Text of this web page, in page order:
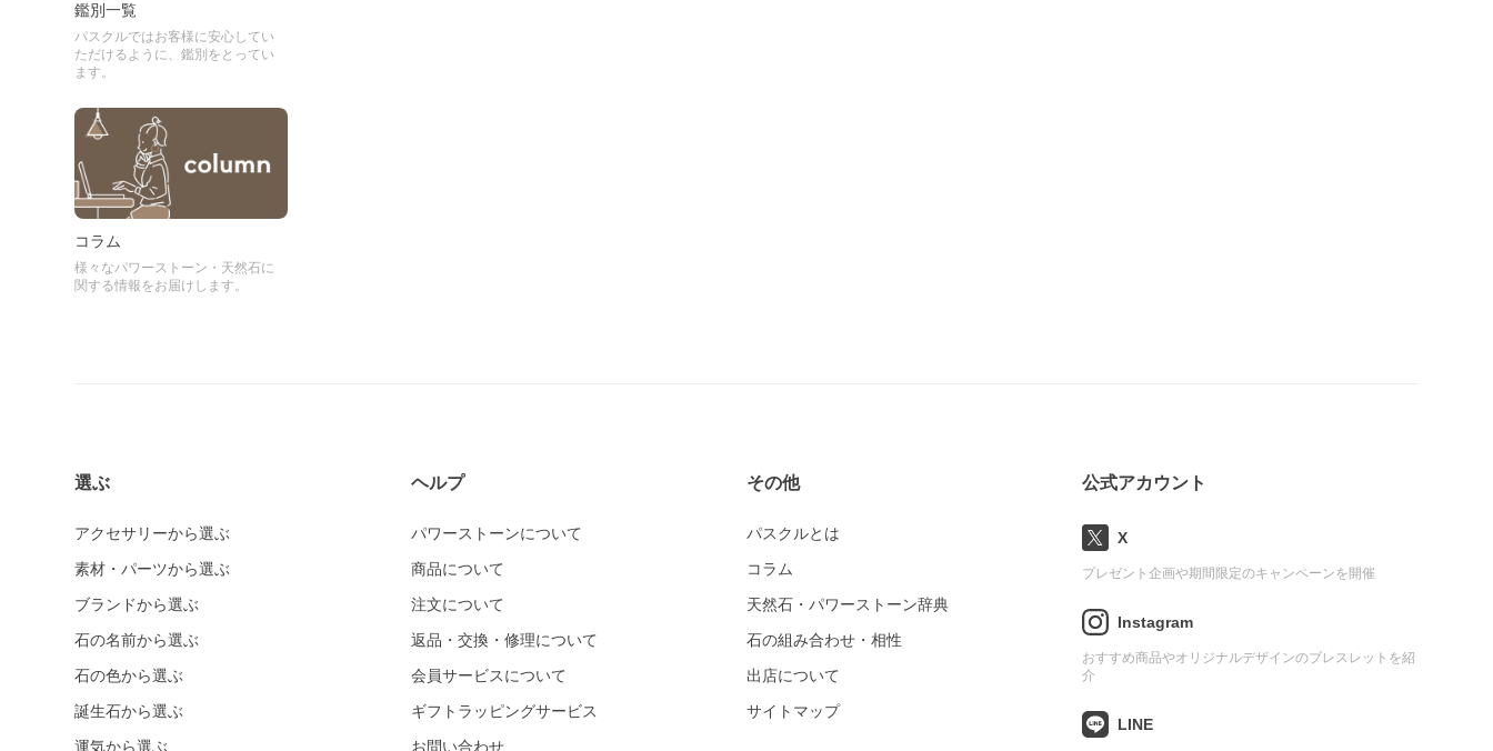
鑑別一覧
パスクルではお客様に安心してい
ただけるように、鑑別をとってい
ます。
コラム
様々なパワーストーン・天然石に
関する情報をお届けします。
選ぶ
アクセサリーから選ぶ
素材・パーツから選ぶ
ブランドから選ぶ
石の名前から選ぶ
石の色から選ぶ
誕生石から選ぶ
運気から選ぶ
ヘルプ
パワーストーンについて
商品について
注文について
返品・交換・修理について
会員サービスについて
ギフトラッピングサービス
お問い合わせ
その他
パスクルとは
コラム
天然石・パワーストーン辞典
石の組み合わせ・相性
出店について
サイトマップ
公式アカウント
X
プレゼント企画や期間限定のキャンペーンを開催
Instagram
おすすめ商品やオリジナルデザインのブレスレットを紹
介
LINE